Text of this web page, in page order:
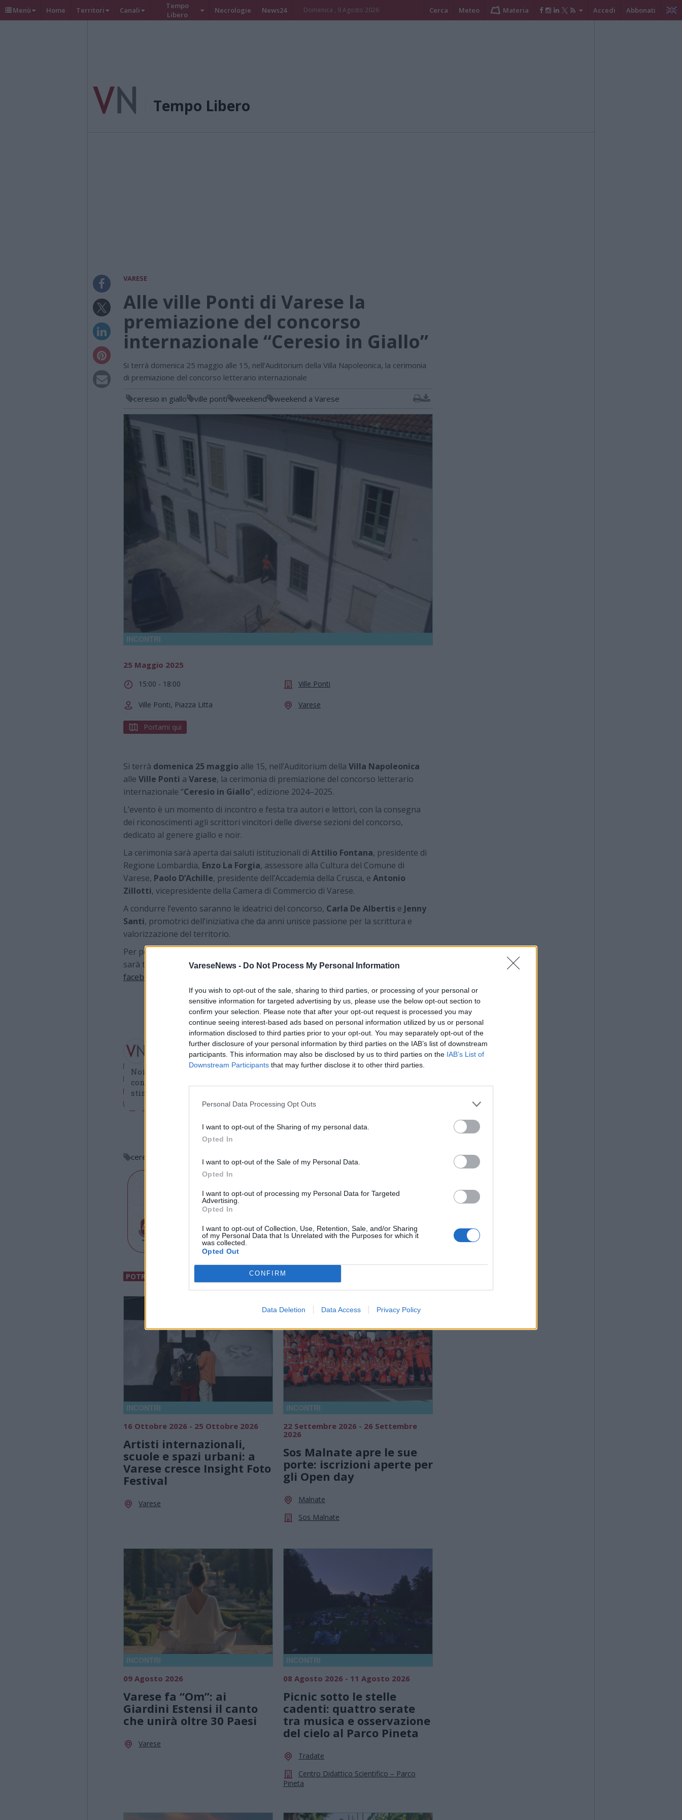
VareseNews - Do Not Process My Personal Information
If you wish to opt-out of the sale, sharing to third parties, or processing of your personal or
sensitive information for targeted advertising by us, please use the below opt-out section to
confirm your selection. Please note that after your opt-out request is processed you may
continue seeing interest-based ads based on personal information utilized by us or personal
information disclosed to third parties prior to your opt-out. You may separately opt-out of the
further disclosure of your personal information by third parties on the IAB’s list of downstream
participants. This information may also be disclosed by us to third parties on the IAB’s List of
Downstream Participants that may further disclose it to other third parties.
Personal Data Processing Opt Outs
I want to opt-out of the Sharing of my personal data.
Opted In
I want to opt-out of the Sale of my Personal Data.
Opted In
I want to opt-out of processing my Personal Data for Targeted
Advertising.
Opted In
I want to opt-out of Collection, Use, Retention, Sale, and/or Sharing
of my Personal Data that Is Unrelated with the Purposes for which it
was collected.
Opted Out
CONFIRM
Data Deletion Data Access Privacy Policy
Menù Home Territori Canali
Tempo
Libero
Necrologie News24 Domenica , 9 Agosto 2026 Cerca Meteo Materia Accedi Abbonati
Tempo Libero
VARESE
Alle ville Ponti di Varese la
premiazione del concorso
internazionale “Ceresio in Giallo”
Si terrà domenica 25 maggio alle 15, nell’Auditorium della Villa Napoleonica, la cerimonia
di premiazione del concorso letterario internazionale
ceresio in giallo ville ponti weekend weekend a Varese
INCONTRI
25 Maggio 2025
15:00 - 18:00 Ville Ponti
Ville Ponti, Piazza Litta Varese
Portami qui
Si terrà domenica 25 maggio alle 15, nell’Auditorium della Villa Napoleonica
alle Ville Ponti a Varese, la cerimonia di premiazione del concorso letterario
internazionale “Ceresio in Giallo”, edizione 2024–2025.
L’evento è un momento di incontro e festa tra autori e lettori, con la consegna
dei riconoscimenti agli scrittori vincitori delle diverse sezioni del concorso,
dedicato al genere giallo e noir.
La cerimonia sarà aperta dai saluti istituzionali di Attilio Fontana, presidente di
Regione Lombardia, Enzo La Forgia, assessore alla Cultura del Comune di
Varese, Paolo D’Achille, presidente dell’Accademia della Crusca, e Antonio
Zillotti, vicepresidente della Camera di Commercio di Varese.
A condurre l’evento saranno le ideatrici del concorso, Carla De Albertis e Jenny
Santi, promotrici dell’iniziativa che da anni unisce passione per la scrittura e
valorizzazione del territorio.
Per permettere a un pubblico più ampio di seguire la cerimonia, la premiazione
sarà trasmessa in diretta Facebook sulla pagina ufficiale del concorso:
facebook.com/CERESIOinGIALLO
22 Maggio 2025
Redazione VareseNews
redazione@varesenews.it
Noi della redazione di VareseNews crediamo che una buona informazione
contribuisca a migliorare la vita di tutti. Ogni giorno lavoriamo cercando di
stimolare curiosità e spirito critico.
ceresio in giallo ville ponti weekend weekend a Varese
Via Confalonieri, 5 - Castronno
POTREBBERO INTERESSARTI ANCHE
INCONTRI
16 Ottobre 2026 - 25 Ottobre 2026
Artisti internazionali,
scuole e spazi urbani: a
Varese cresce Insight Foto
Festival
Varese
INCONTRI
22 Settembre 2026 - 26 Settembre
2026
Sos Malnate apre le sue
porte: iscrizioni aperte per
gli Open day
Malnate
Sos Malnate
INCONTRI
09 Agosto 2026
Varese fa “Om”: ai
Giardini Estensi il canto
che unirà oltre 30 Paesi
Varese
INCONTRI
08 Agosto 2026 - 11 Agosto 2026
Picnic sotto le stelle
cadenti: quattro serate
tra musica e osservazione
del cielo al Parco Pineta
Tradate
Centro Didattico Scientifico – Parco
Pineta